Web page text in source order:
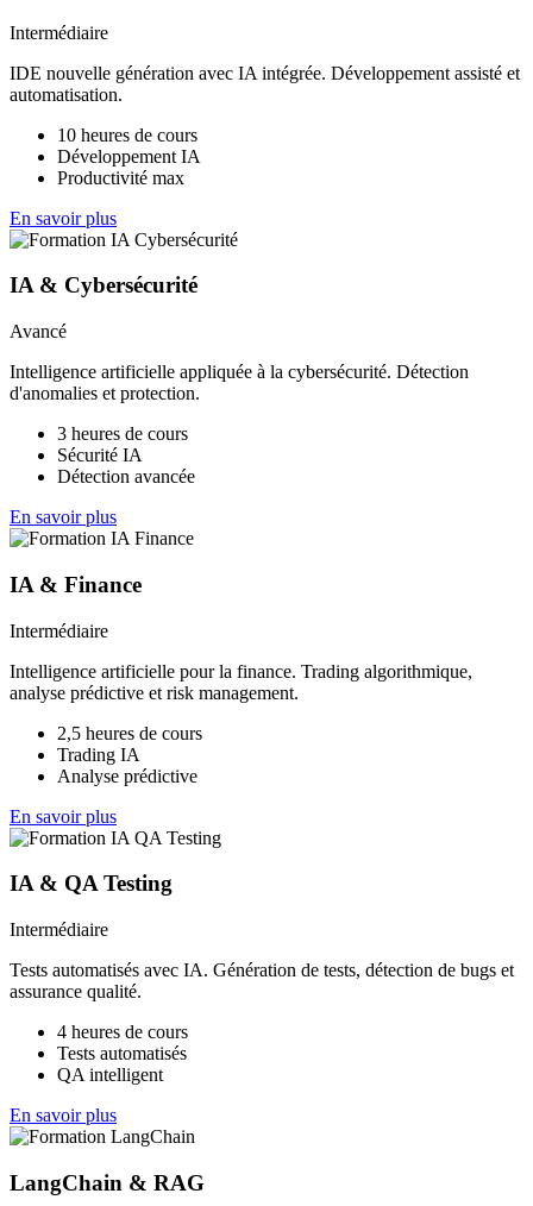
Intermédiaire
IDE nouvelle génération avec IA intégrée. Développement assisté et
automatisation.
10 heures de cours
Développement IA
Productivité max
En savoir plus
IA & Cybersécurité
Avancé
Intelligence artificielle appliquée à la cybersécurité. Détection
d'anomalies et protection.
3 heures de cours
Sécurité IA
Détection avancée
En savoir plus
IA & Finance
Intermédiaire
Intelligence artificielle pour la finance. Trading algorithmique,
analyse prédictive et risk management.
2,5 heures de cours
Trading IA
Analyse prédictive
En savoir plus
IA & QA Testing
Intermédiaire
Tests automatisés avec IA. Génération de tests, détection de bugs et
assurance qualité.
4 heures de cours
Tests automatisés
QA intelligent
En savoir plus
LangChain & RAG